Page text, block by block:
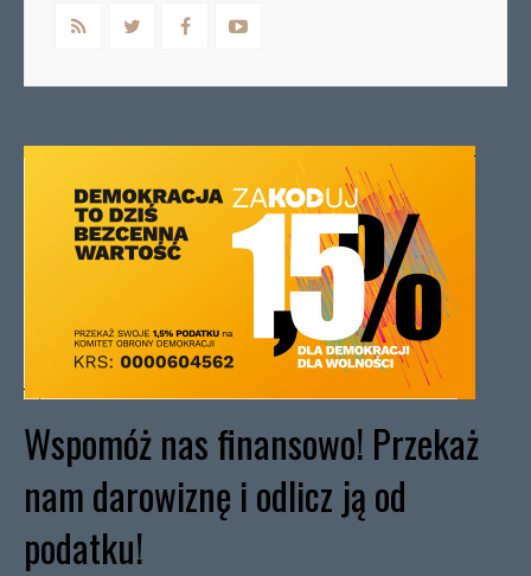
Wspomóż nas finansowo! Przekaż
nam darowiznę i odlicz ją od
podatku!